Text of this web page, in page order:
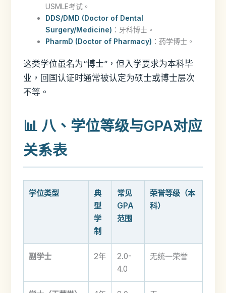
USMLE考试。
DDS/DMD (Doctor of Dental
Surgery/Medicine) ：牙科博士。
PharmD (Doctor of Pharmacy) ：药学博士。
这类学位虽名为“博士”，但入学要求为本科毕
业，回国认证时通常被认定为硕士或博士层次
不等。
📊 八、学位等级与GPA对应
关系表
学位类型
典
型
学
制
常见
GPA
范围
荣誉等级（本
科）
副学士 2年
2.0-
4.0
无统一荣誉